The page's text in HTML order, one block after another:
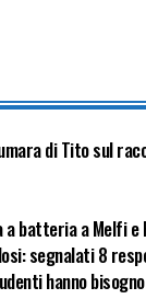
di Tito sul
a batteria a Melfi e
segnalati 8
hanno